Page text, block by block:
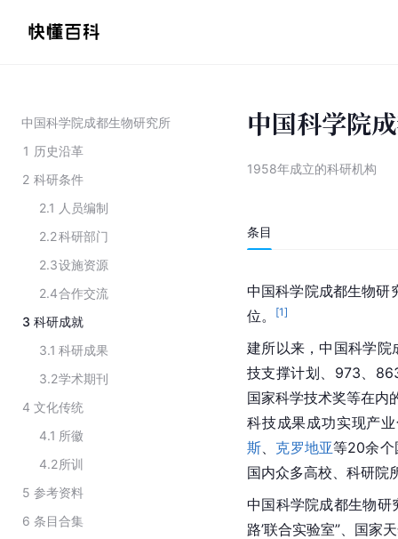
中国科学院成都生物研究所
1 历史沿革
2 科研条件
2.1 人员编制
2.2科研部门
2.3设施资源
2.4合作交流
3 科研成就
3.1 科研成果
3.2学术期刊
4 文化传统
4.1 所徽
4.2所训
5 参考资料
6 条目合集
中国科学院
1958年成立的科研机构
条目
中国科学院成都生物研
位。
[1]
建所以来，中国科学院
技支撑计划、973、
国家科学技术奖等在内
科技成果成功实现产
斯
克罗地亚等20余个
国内众多高校、科研院
中国科学院成都生物研
路’联合实验室”、国家